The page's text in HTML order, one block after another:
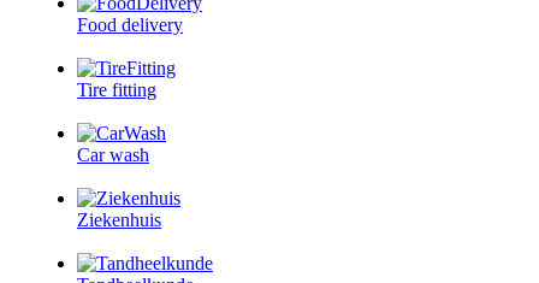
Food delivery
Tire fitting
Car wash
Ziekenhuis